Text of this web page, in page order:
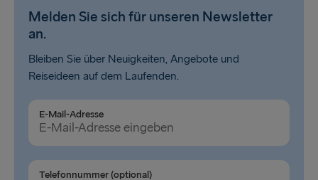
Liverpool → Belfast
Cairnryan → Belfast
Dublin → Holyhead
Rosslare → Fishguard
Belfast → Liverpool
Melden Sie sich für unseren Newsletter
an.
Bleiben Sie über Neuigkeiten, Angebote und
Reiseideen auf dem Laufenden.
E-Mail-Adresse
Telefonnummer (optional)